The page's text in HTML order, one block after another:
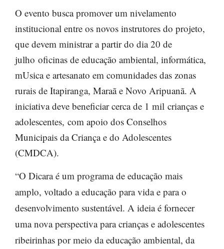
O evento busca promover um nivelamento
institucional entre os novos instrutores do projeto,
que devem ministrar a partir do dia 20 de
julho oficinas de educação ambiental, informática,
mUsica e artesanato em comunidades das zonas
rurais de Itapiranga, Maraã e Novo Aripuanã. A
iniciativa deve beneficiar cerca de 1 mil crianças e
adolescentes, com apoio dos Conselhos
Municipais da Criança e do Adolescentes
(CMDCA).
“O Dicara é um programa de educação mais
amplo, voltado a educação para vida e para o
desenvolvimento sustentável. A ideia é fornecer
uma nova perspectiva para crianças e adolescentes
ribeirinhas por meio da educação ambiental, da